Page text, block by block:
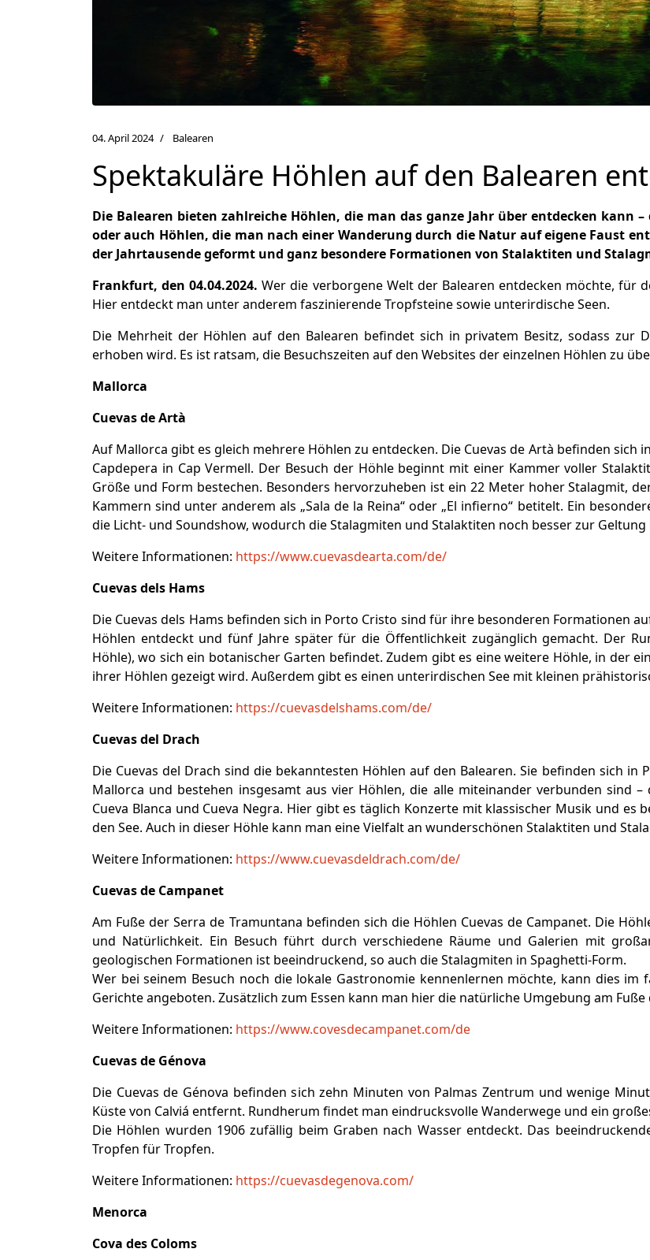
04. April 2024 Balearen
Spektakuläre Höhlen auf den Balearen
Die Balearen bieten zahlreiche Höhlen, die man das ganze Jahr über entdecken kann
oder auch Höhlen, die man nach einer Wanderung durch die Natur auf eigene Faust
der Jahrtausende geformt und ganz besondere Formationen von Stalaktiten und
Frankfurt, den 04.04.2024.Wer die verborgene Welt der Balearen entdecken möchte, für
Hier entdeckt man unter anderem faszinierende Tropfsteine sowie unterirdische Seen.
Die Mehrheit der Höhlen auf den Balearen befindet sich in privatem Besitz, sodass zur
erhoben wird. Es ist ratsam, die Besuchszeiten auf den Websites der einzelnen Höhlen zu
Mallorca
Cuevas de Artà
Auf Mallorca gibt es gleich mehrere Höhlen zu entdecken. Die Cuevas de Artà befinden sich
Capdepera in Cap Vermell. Der Besuch der Höhle beginnt mit einer Kammer voller
Größe und Form bestechen. Besonders hervorzuheben ist ein 22 Meter hoher Stalagmit,
Kammern sind unter anderem als „Sala de la Reina“ oder „El infierno“ betitelt. Ein
die Licht- und Soundshow, wodurch die Stalagmiten und Stalaktiten noch besser zur
Weitere Informationen: https://www.cuevasdearta.com/de/
Cuevas dels Hams
Die Cuevas dels Hams befinden sich in Porto Cristo sind für ihre besonderen Formationen
Höhlen entdeckt und fünf Jahre später für die Öffentlichkeit zugänglich gemacht. Der
Höhle), wo sich ein botanischer Garten befindet. Zudem gibt es eine weitere Höhle, in der
ihrer Höhlen gezeigt wird. Außerdem gibt es einen unterirdischen See mit kleinen
Weitere Informationen: https://cuevasdelshams.com/de/
Cuevas del Drach
Die Cuevas del Drach sind die bekanntesten Höhlen auf den Balearen. Sie befinden sich
Mallorca und bestehen insgesamt aus vier Höhlen, die alle miteinander verbunden sind –
Cueva Blanca und Cueva Negra. Hier gibt es täglich Konzerte mit klassischer Musik und
den See. Auch in dieser Höhle kann man eine Vielfalt an wunderschönen Stalaktiten und
Weitere Informationen: https://www.cuevasdeldrach.com/de/
Cuevas de Campanet
Am Fuße der Serra de Tramuntana befinden sich die Höhlen Cuevas de Campanet. Die
und Natürlichkeit. Ein Besuch führt durch verschiedene Räume und Galerien mit
geologischen Formationen ist beeindruckend, so auch die Stalagmiten in Spaghetti-Form.
Wer bei seinem Besuch noch die lokale Gastronomie kennenlernen möchte, kann dies
Gerichte angeboten. Zusätzlich zum Essen kann man hier die natürliche Umgebung am
Weitere Informationen: https://www.covesdecampanet.com/de
Cuevas de Génova
Die Cuevas de Génova befinden sich zehn Minuten von Palmas Zentrum und wenige
Küste von Calviá entfernt. Rundherum findet man eindrucksvolle Wanderwege und ein
Die Höhlen wurden 1906 zufällig beim Graben nach Wasser entdeckt. Das
Tropfen für Tropfen.
Weitere Informationen: https://cuevasdegenova.com/
Menorca
Cova des Coloms